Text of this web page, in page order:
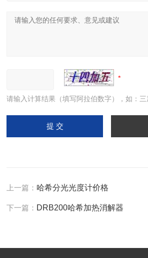
请输入计算结果（填写阿拉伯数字），如：三
上一篇： 哈希分光光度计价格
下一篇： DRB200哈希加热消解器